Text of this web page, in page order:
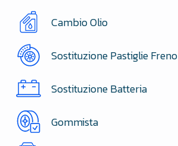
Cambio Olio
Sostituzione Pastiglie Freno
Sostituzione Batteria
Gommista